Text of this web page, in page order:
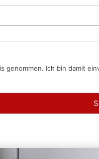
genommen. Ich bin damit